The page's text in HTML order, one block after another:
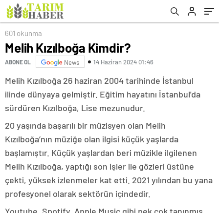
601 okunma
Melih Kızılboğa Kimdir?
ABONE OL News 14 Haziran 2024 01:46
Melih Kızılboğa 26 haziran 2004 tarihinde İstanbul
ilinde dünyaya gelmiştir. Eğitim hayatını İstanbul'da
sürdüren Kızılboğa, Lise mezunudur.
20 yaşında başarılı bir müzisyen olan Melih
Kızılboğa’nın müziğe olan ilgisi küçük yaşlarda
başlamıştır. Küçük yaşlardan beri müzikle ilgilenen
Melih Kızılboğa, yaptığı son işler ile gözleri üstüne
çekti, yüksek izlenmeler kat etti. 2021 yılından bu yana
profesyonel olarak sektörün içindedir.